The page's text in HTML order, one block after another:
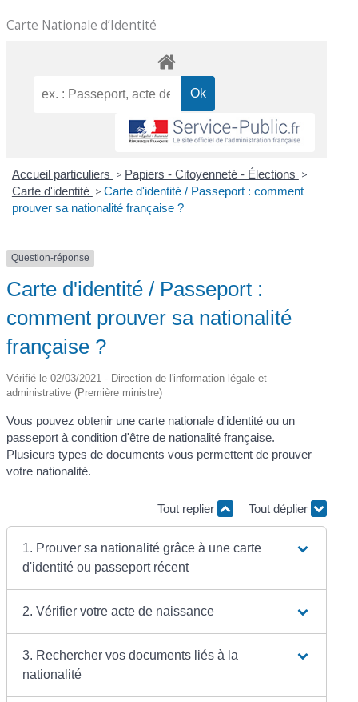
Carte Nationale d’Identité
Accueil particuliers > Papiers - Citoyenneté - Élections >
Carte d'identité > Carte d'identité / Passeport : comment
prouver sa nationalité française ?
Question-réponse
Carte d'identité / Passeport :
comment prouver sa nationalité
française ?
Vérifié le 02/03/2021 - Direction de l'information légale et
administrative (Première ministre)
Vous pouvez obtenir une carte nationale d'identité ou un
passeport à condition d'être de nationalité française.
Plusieurs types de documents vous permettent de prouver
votre nationalité.
Tout replier Tout déplier
1. Prouver sa nationalité grâce à une carte
d'identité ou passeport récent
2. Vérifier votre acte de naissance
3. Rechercher vos documents liés à la
nationalité